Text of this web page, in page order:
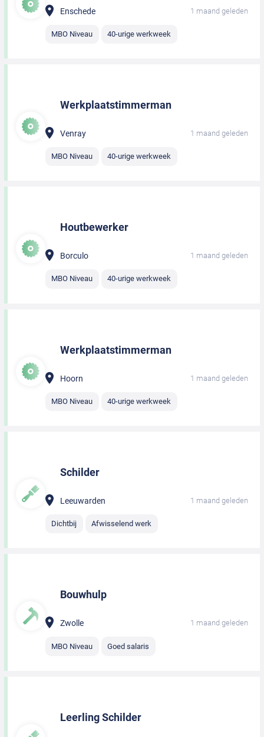
Enschede 1 maand geleden
MBO Niveau 40-urige werkweek
Werkplaatstimmerman
Venray 1 maand geleden
MBO Niveau 40-urige werkweek
Houtbewerker
Borculo 1 maand geleden
MBO Niveau 40-urige werkweek
Werkplaatstimmerman
Hoorn 1 maand geleden
MBO Niveau 40-urige werkweek
Schilder
Leeuwarden 1 maand geleden
Dichtbij Afwisselend werk
Bouwhulp
Zwolle 1 maand geleden
MBO Niveau Goed salaris
Leerling Schilder